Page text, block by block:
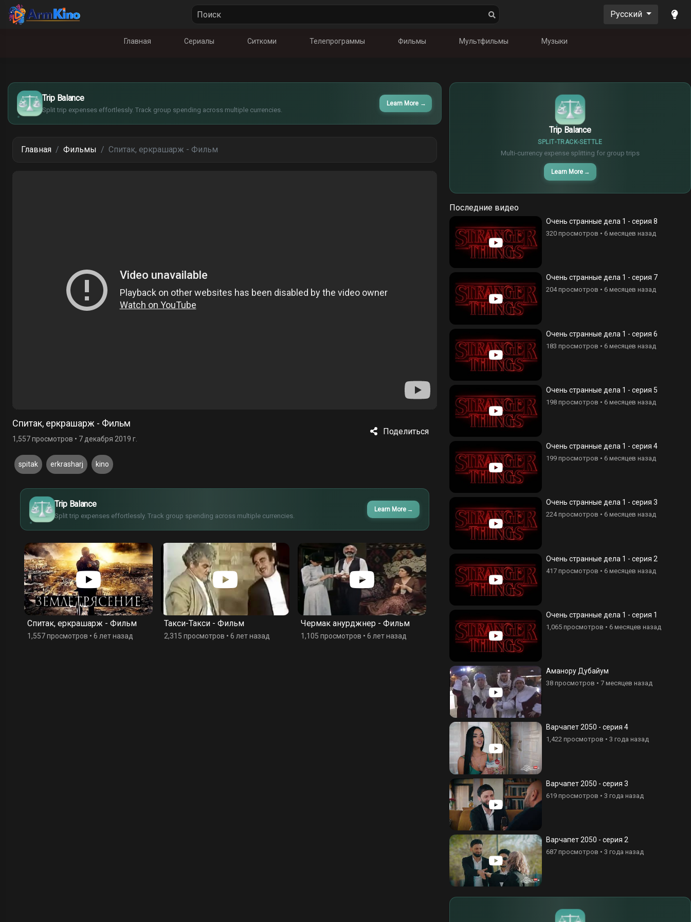
Русский
Главная Сериалы Ситкоми Телепрограммы Фильмы Мультфильмы Музыки
Trip Balance
Split trip expenses effortlessly. Track group spending across multiple currencies.
Learn More →
$
€
¥
Главная Фильмы Спитак, еркрашарж - Фильм
Спитак, еркрашарж - Фильм
1,557 просмотров • 7 декабря 2019 г.
Поделиться
spitak erkrasharj kino
Trip Balance
Split trip expenses effortlessly. Track group spending across multiple currencies.
Learn More →
$
€
¥
Спитак, еркрашарж - Фильм
1,557 просмотров • 6 лет назад
Такси-Такси - Фильм
2,315 просмотров • 6 лет назад
Чермак анурджнер - Фильм
1,105 просмотров • 6 лет назад
Рэмбо IV - Фильм
2,275 просмотров •6 лет назад
Ми ангам дпроцум
Trip Balance
SPLIT TRACK SETTLE
Multi-currency expense splitting for group trips
Learn More →
€
¥
Последние видео
Очень странные дела 1 - серия 8
320 просмотров • 6 месяцев назад
Очень странные дела 1 - серия 7
204 просмотров • 6 месяцев назад
Очень странные дела 1 - серия 6
183 просмотров • 6 месяцев назад
Очень странные дела 1 - серия 5
198 просмотров • 6 месяцев назад
Очень странные дела 1 - серия 4
199 просмотров • 6 месяцев назад
Очень странные дела 1 - серия 3
224 просмотров • 6 месяцев назад
Очень странные дела 1 - серия 2
417 просмотров • 6 месяцев назад
Очень странные дела 1 - серия 1
1,065 просмотров • 6 месяцев назад
Аманору Дубайум
38 просмотров • 7 месяцев назад
Варчапет 2050 - серия 4
1,422 просмотров • 3 года назад
Варчапет 2050 - серия 3
619 просмотров • 3 года назад
Варчапет 2050 - серия 2
687 просмотров • 3 года назад
€
¥